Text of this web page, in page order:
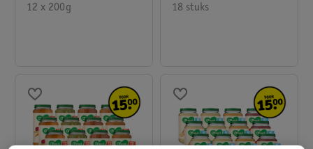
12 x 200g
Variatiemenu
18 stuks